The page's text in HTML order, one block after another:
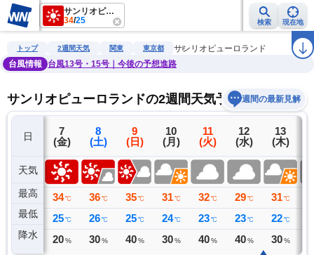
サンリオピューロランド
34/25 検索 現在地
雨雲レーダー 台風情報 地震情報 警報・注意報 2週間天気 ラ
トップ 2週間天気 関東 東京都
サンリオピューロランド
台風情報
台風13号・15号｜今後の予想進路
サンリオピューロランドの2週間天気予報週間の最新見解
日
天気
最高
最低
降水
6
(木)
33 ℃
23 ℃
1 ミリ
7
(金)
34 ℃
25 ℃
20 %
8
(土)
36 ℃
26 ℃
30 %
9
(日)
35 ℃
25 ℃
40 %
10
(月)
31 ℃
24 ℃
30 %
11
(火)
32 ℃
23 ℃
40 %
12
(水)
29 ℃
23 ℃
40 %
13
(木)
31 ℃
22 ℃
30 %